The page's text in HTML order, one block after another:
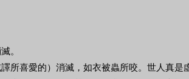
。
所喜愛的）消滅，如衣被蟲所咬。世人真是